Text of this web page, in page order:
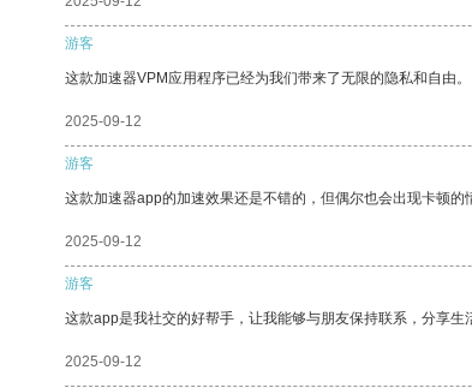
游客
这款加速器VPM应用程序已经为我们带来了无限的隐私和自由。
2025-09-12
游客
这款加速器app的加速效果还是不错的，但偶尔也会出现卡顿的
2025-09-12
游客
这款app是我社交的好帮手，让我能够与朋友保持联系，分享生
2025-09-12